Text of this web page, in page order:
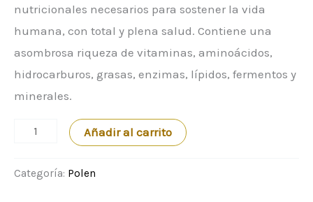
nutricionales necesarios para sostener la vida
humana, con total y plena salud. Contiene una
asombrosa riqueza de vitaminas, aminoácidos,
hidrocarburos, grasas, enzimas, lípidos, fermentos y
minerales.
Polen
450
Añadir al carrito
Categoría: Polen